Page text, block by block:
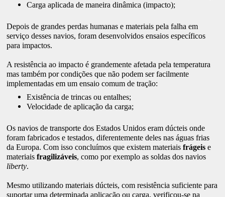
Carga aplicada de maneira dinâmica (impacto);
Depois de grandes perdas humanas e materiais pela falha em
serviço desses navios, foram desenvolvidos ensaios específicos
para impactos.
A resistência ao impacto é grandemente afetada pela temperatura
mas também por condições que não podem ser facilmente
implementadas em um ensaio comum de tração:
Existência de trincas ou entalhes;
Velocidade de aplicação da carga;
Os navios de transporte dos Estados Unidos eram dúcteis onde
foram fabricados e testados, diferentemente deles nas águas frias
da Europa. Com isso concluímos que existem materiaisfrágeis e
materiais fragilizáveis, como por exemplo as soldas dos navios
liberty.
Mesmo utilizando materiais dúcteis, com resistência suficiente para
suportar uma determinada aplicação ou carga, verificou-se na